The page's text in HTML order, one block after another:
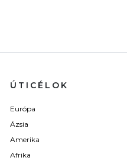
ÚTICÉLOK
Európa
Ázsia
Amerika
Afrika